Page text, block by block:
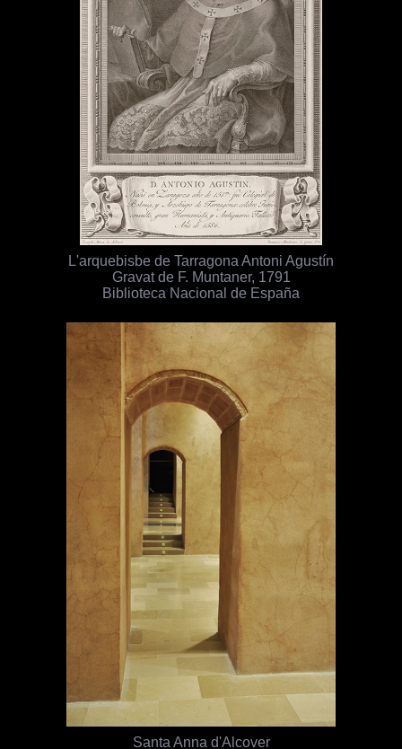
L'arquebisbe de Tarragona Antoni Agustín
Gravat de F. Muntaner, 1791
Biblioteca Nacional de España
Santa Anna d'Alcover